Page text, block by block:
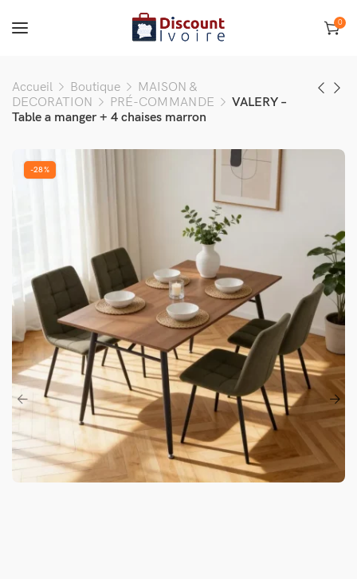
0
Accueil Boutique
MAISON &
DECORATION
PRÉ-COMMANDE
VALERY –
Table a manger + 4 chaises marron
-28%